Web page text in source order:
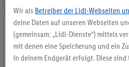
Merkliste
Wir als Betreiber der Lidl-Webseiten
deine Daten auf unseren Webseiten
(gemeinsam: „Lidl-Dienste“) mittels
mit denen eine Speicherung und ein
in deinem Endgerät erfolgt. Diese